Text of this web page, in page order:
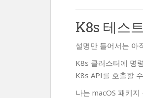
K8s 테스
설명만 들어서는 아
K8s 클러스터에 명
K8s API를 호출할
나는 macOS 패키지